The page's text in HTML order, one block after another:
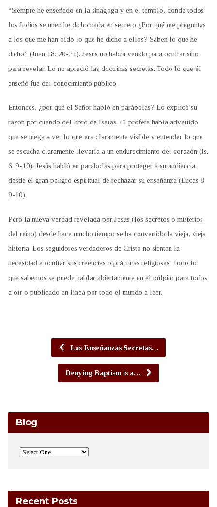
“Siempre he enseñado en la sinagoga y en el templo, donde todos
los Judios se unen he dicho nada en secreto ¿Por qué me preguntas
a los que me han oído lo que he dicho a ellos? Saben lo que he
dicho” (Juan 18: 20-21). Jesús no había venido para ocultar sino
para revelar. Lo no apreció las doctrinas secretas. Todo lo que él
enseñó fue del conocimiento público.
Entonces, ¿por qué el Señor habló en parábolas? Lo explicó su
razón por citando del libro de Isaías. El profeta había advertido
que se niega a ver lo que era claramente visible y entender lo que
se escucha claramente llevaría a un endurecimiento del corazón (Is.
6: 9-10). Jesús habló en parábolas para proteger a su audiencia
desde el gran peligro espiritual de rechazar su enseñanza (Lucas 8:
9-10).
Pero la nueva verdad revelada por Jesús (los secretos o misterios
del reino) desde hace mucho tiempo se ha convertido la vieja, vieja
historia. Los seguidores verdaderos de Cristo no sienten la
necesidad a ocultar sus creencias o prácticas religiosas. Todo lo
que sabemos se puede hablar abiertamente en el púlpito para todos
a oír o publicado en línea por todo el mundo a leer.
Las Enseñanzas Secretas…
Denying Baptism is a…
Blog
Recent Posts